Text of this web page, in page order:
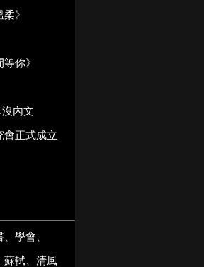
》
你》
內文
會正式成立
學會
蘇軾
清風